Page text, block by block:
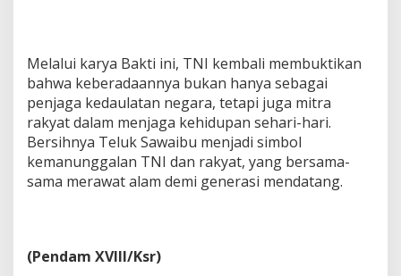
Melalui karya Bakti ini, TNI kembali membuktikan
bahwa keberadaannya bukan hanya sebagai
penjaga kedaulatan negara, tetapi juga mitra
rakyat dalam menjaga kehidupan sehari-hari.
Bersihnya Teluk Sawaibu menjadi simbol
kemanunggalan TNI dan rakyat, yang bersama-
sama merawat alam demi generasi mendatang.
(Pendam XVIII/Ksr)